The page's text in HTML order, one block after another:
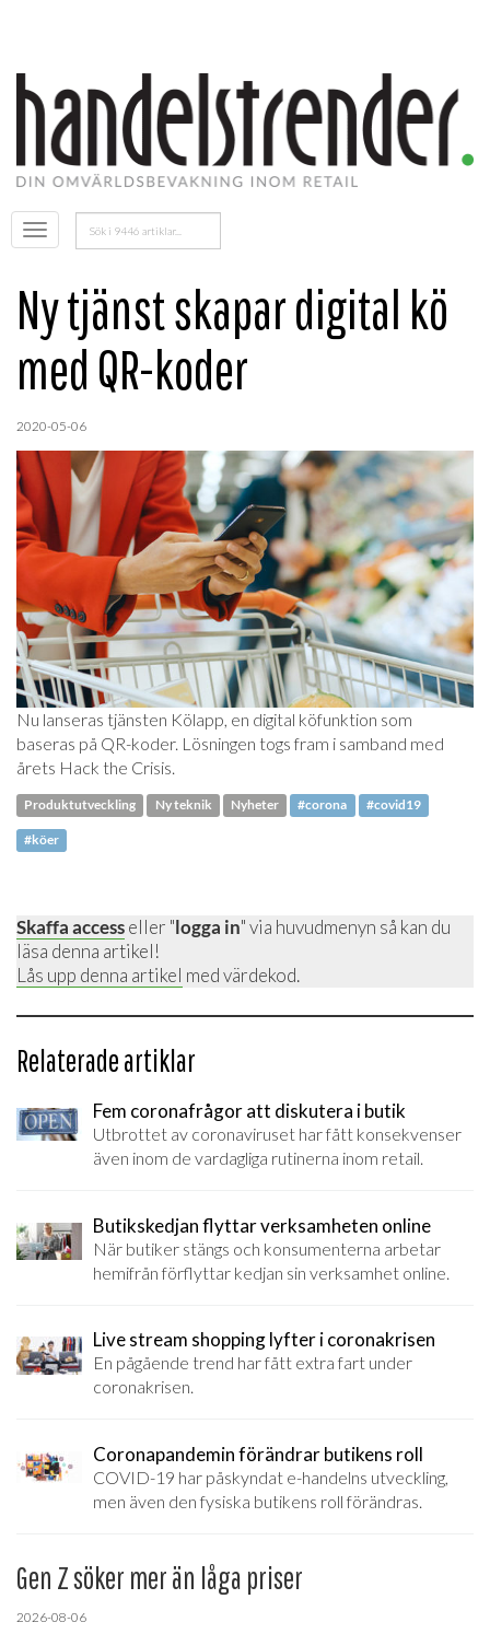
Öppna
menyn
Sök
efter:
Ny tjänst skapar digital kö
med QR-koder
2020-05-06
Nu lanseras tjänsten Kölapp, en digital köfunktion som
baseras på QR-koder. Lösningen togs fram i samband med
årets Hack the Crisis.
Produktutveckling Ny teknik Nyheter #corona #covid19
#köer
Skaffa accesseller "logga in" via huvudmenyn så kan du
läsa denna artikel!
Lås upp denna artikel med värdekod.
Relaterade artiklar
Fem coronafrågor att diskutera i butik
Utbrottet av coronaviruset har fått konsekvenser
även inom de vardagliga rutinerna inom retail.
Butikskedjan flyttar verksamheten online
När butiker stängs och konsumenterna arbetar
hemifrån förflyttar kedjan sin verksamhet online.
Live stream shopping lyfter i coronakrisen
En pågående trend har fått extra fart under
coronakrisen.
Coronapandemin förändrar butikens roll
COVID-19 har påskyndat e-handelns utveckling,
men även den fysiska butikens roll förändras.
Gen Z söker mer än låga priser
2026-08-06